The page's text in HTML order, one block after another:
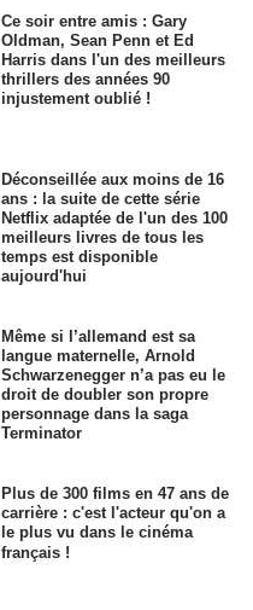
Ce soir entre amis : Gary
Oldman, Sean Penn et Ed
Harris dans l'un des meilleurs
thrillers des années 90
injustement oublié !
Déconseillée aux moins de 16
ans : la suite de cette série
Netflix adaptée de l'un des 100
meilleurs livres de tous les
temps est disponible
aujourd'hui
Même si l’allemand est sa
langue maternelle, Arnold
Schwarzenegger n’a pas eu le
droit de doubler son propre
personnage dans la saga
Terminator
Plus de 300 films en 47 ans de
carrière : c'est l'acteur qu'on a
le plus vu dans le cinéma
français !